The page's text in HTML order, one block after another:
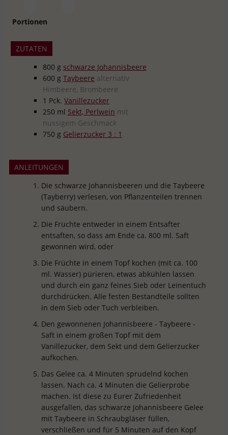
Portionen
ZUTATEN
800 g schwarze Johannisbeere
600 g Taybeere alternativ
Himbeere, Brombeere
1 Pck. Vanillezucker
250 ml Sekt, Perlwein mit
nussigem Geschmack
750 g Gelierzucker 3 : 1
ANLEITUNGEN
Die schwarze Johannisbeeren und die Taybeere
(Tayberry) verlesen, von Pflanzenteilen trennen
und säubern.
Die Früchte entweder in einem Entsafter
entsaften, so dass am Ende ca. 800 ml. Saft
gewonnen wird, oder
Die Früchte in einem Topf kochen (mit ca. 100
ml. Wasser) pürieren, etwas abkühlen lassen
und durch ein ganz feines Sieb oder Leinentuch
durchdrücken. Alle festen Bestandteile sollten
in dem Sieb oder Tuch verbleiben.
Den gewonnenen Johannisbeere - Taybeere -
Saft in einem großen Topf mit dem
Vanillezucker, dem Sekt und dem Gelierzucker
aufkochen.
Das Gelee ca. 4 Minuten sprudelnd kochen
lassen. Nach ca. 4 Minuten die Gelierprobe
machen. Ist diese zu Eurer Zufriedenheit
ausgefallen, das schwarze Johannisbeere Gelee
mit Taybeere in Schraubgläser füllen,
verschließen und für 5 Minuten auf den Kopf